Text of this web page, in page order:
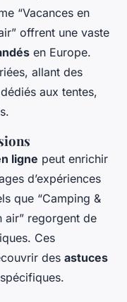
“Vacances en
offrent une vaste
en Europe.
allant des
aux tentes,
ligne peut enrichir
d’expériences
que “Camping &
air” regorgent de
Ces
des astuces